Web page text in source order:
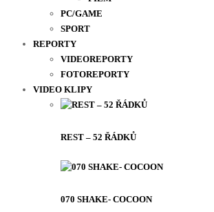
PC/GAME
SPORT
REPORTY
VIDEOREPORTY
FOTOREPORTY
VIDEO KLIPY
REST – 52 ŘÁDKŮ
070 SHAKE- COCOON